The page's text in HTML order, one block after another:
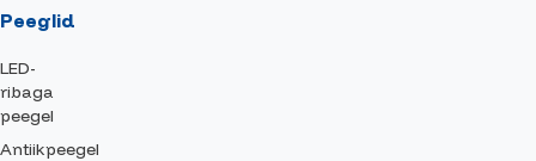
Peeglid
LED-
ribaga
peegel
Antiikpeegel